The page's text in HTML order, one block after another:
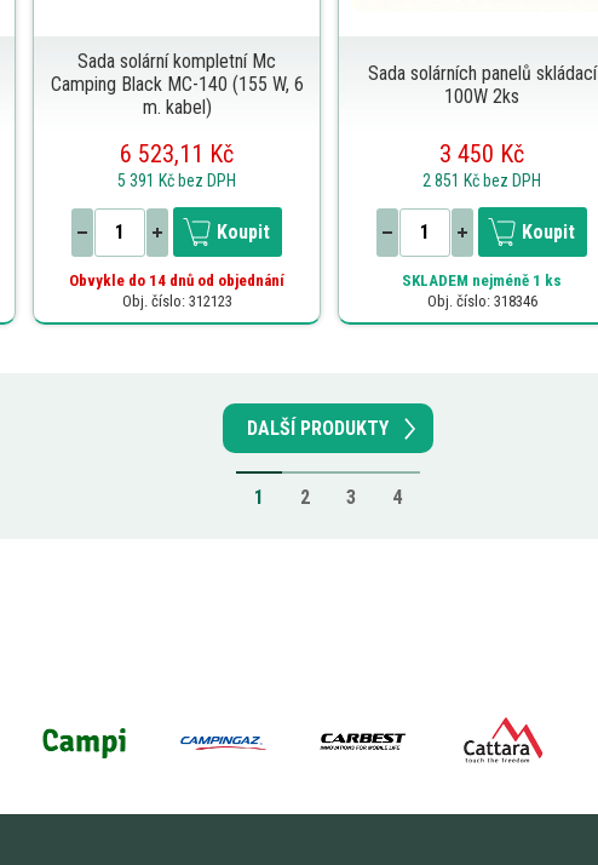
Sada solární kompletní Mc
Camping Black MC-140 (155 W, 6
m. kabel)
6 523,11 Kč
5 391 Kč bez DPH
Koupit
Obvykle do 14 dnů od objednání
Obj. číslo: 312123
Sada solárních panelů skládací
100W 2ks
3 450 Kč
2 851 Kč bez DPH
Koupit
SKLADEM nejméně 1 ks
Obj. číslo: 318346
DALŠÍ PRODUKTY
1 2 3 4